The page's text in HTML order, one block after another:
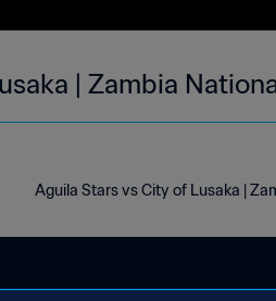
| Zambia
Aguila Stars vs City of Lusaka |